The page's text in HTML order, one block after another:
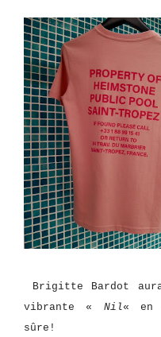
Brigitte Bardot
vibrante « Nil« en
sûre!